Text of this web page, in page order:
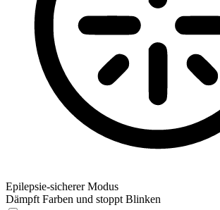
Epilepsie-sicherer Modus
Dämpft Farben und stoppt Blinken